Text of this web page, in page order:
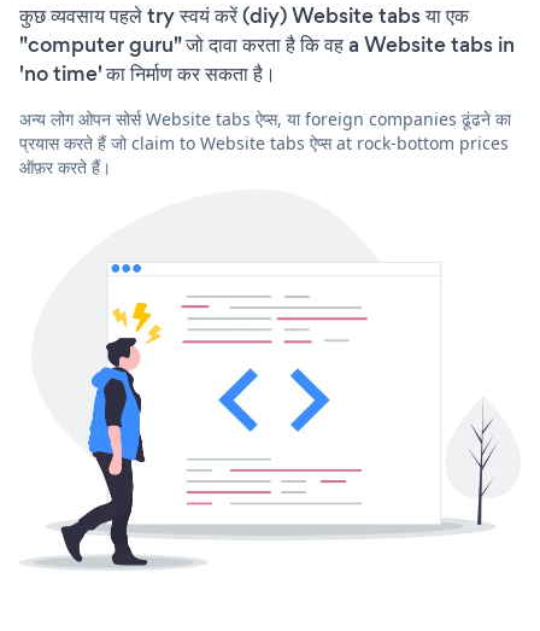
कुछ व्यवसाय पहले try स्वयं करें (diy) Website tabs या एक
"computer guru" जो दावा करता है कि वह a Website tabs in
'no time' का निर्माण कर सकता है।
अन्य लोग ओपन सोर्स Website tabs ऐप्स, या foreign companies ढूंढने का
प्रयास करते हैं जो claim to Website tabs ऐप्स at rock-bottom prices
ऑफ़र करते हैं।